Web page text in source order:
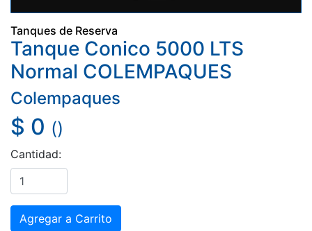
Tanques de Reserva
Tanque Conico 5000 LTS
Normal COLEMPAQUES
Colempaques
$ 0 ()
Cantidad: